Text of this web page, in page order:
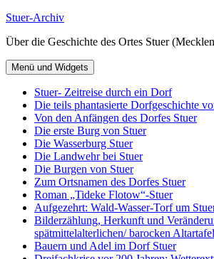
Zum
springen
Stuer-Archiv
Über die Geschichte des Ortes Stuer
Menü und Widgets
Stuer- Zeitreise durch ein Dorf
Die teils phantasierte Dorfgeschichte
Von den Anfängen des Dorfes Stuer
Die erste Burg von Stuer
Die Wasserburg Stuer
Die Landwehr bei Stuer
Die Burgen von Stuer
Zum Ortsnamen des Dorfes Stuer
Roman „Tideke Flotow“-Stuer
Aufgezehrt: Wald-Wasser-Torf um
Bilderzählung, Herkunft und
spätmittelalterlichen/ barocken
Bauern und Adel im Dorf Stuer